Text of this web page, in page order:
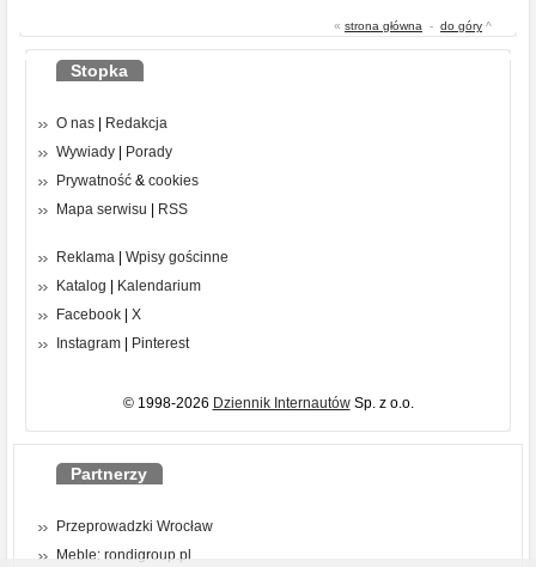
« strona główna - do góry ^
Stopka
O nas
Redakcja
Wywiady
Porady
Prywatność & cookies
Mapa serwisu
RSS
Reklama
Wpisy gościnne
Katalog
Kalendarium
Facebook
X
Instagram
Pinterest
© 1998-2026 Dziennik InternautówSp. z o.o.
Partnerzy
Przeprowadzki Wrocław
Meble: rondigroup.pl